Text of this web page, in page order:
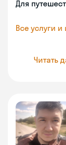
Для
Все услуги и
Читать